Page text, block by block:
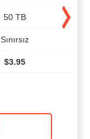
50 TB
Sınırsız
$3.95